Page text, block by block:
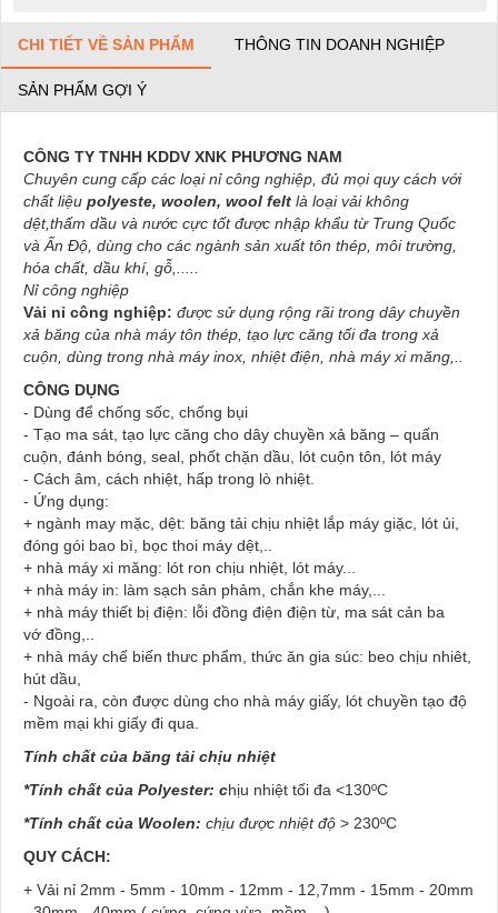
CHI TIẾT VỀ SẢN PHẨM THÔNG TIN DOANH NGHIỆP
SẢN PHẨM GỢI Ý
CÔNG TY TNHH KDDV XNK PHƯƠNG NAM
Chuyên cung cấp các loại nỉ công nghiệp, đủ mọi quy cách với
chất liệu polyeste, woolen, wool felt là loại vải không
dệt,thấm dầu và nước cực tốt được nhập khẩu từ Trung Quốc
và Ấn Độ, dùng cho các ngành sản xuất tôn thép, môi trường,
hóa chất, dầu khí, gỗ,.....
Nỉ công nghiệp
Vải nỉ công nghiệp: được sử dụng rộng rãi trong dây chuyền
xả băng của nhà máy tôn thép, tạo lực căng tối đa trong xả
cuộn, dùng trong nhà máy inox, nhiệt điện, nhà máy xi măng,..
CÔNG DỤNG
- Dùng để chống sốc, chống bụi
- Tạo ma sát, tạo lực căng cho dây chuyền xả băng – quấn
cuộn, đánh bóng, seal, phốt chặn dầu, lót cuộn tôn, lót máy
- Cách âm, cách nhiệt, hấp trong lò nhiệt.
- Ứng dụng:
+ ngành may mặc, dệt: băng tải chịu nhiệt lắp máy giặc, lót ủi,
đóng gói bao bì, bọc thoi máy dệt,..
+ nhà máy xi măng: lót ron chịu nhiệt, lót máy...
+ nhà máy in: làm sạch sản phảm, chắn khe máy,...
+ nhà máy thiết bị điện: lỗi đồng điện điện từ, ma sát cản ba
vớ đồng,..
+ nhà máy chế biến thưc phẩm, thức ăn gia súc: beo chịu nhiêt,
hút dầu,
- Ngoài ra, còn được dùng cho nhà máy giấy, lót chuyền tạo độ
mềm mại khi giấy đi qua.
Tính chất của băng tải chịu nhiệt
*Tính chất của Polyester: chịu nhiệt tối đa <130ºC
*Tính chất của Woolen: chịu được nhiệt độ > 230ºC
QUY CÁCH:
+ Vải nỉ 2mm - 5mm - 10mm - 12mm - 12,7mm - 15mm - 20mm